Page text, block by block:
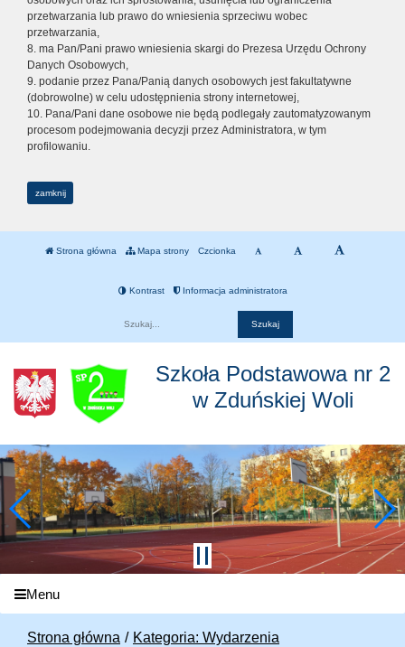
przetwarzania lub prawo do wniesienia sprzeciwu wobec
przetwarzania,
8. ma Pan/Pani prawo wniesienia skargi do Prezesa Urzędu Ochrony
Danych Osobowych,
9. podanie przez Pana/Panią danych osobowych jest fakultatywne
(dobrowolne) w celu udostępnienia strony internetowej,
10. Pana/Pani dane osobowe nie będą podlegały zautomatyzowanym
procesom podejmowania decyzji przez Administratora, w tym
profilowaniu.
zamknij
Strona główna Mapa strony Czcionka
Kontrast Informacja administratora
Szkoła Podstawowa nr 2
w Zduńskiej Woli
Menu
Strona główna
Kategoria: Wydarzenia